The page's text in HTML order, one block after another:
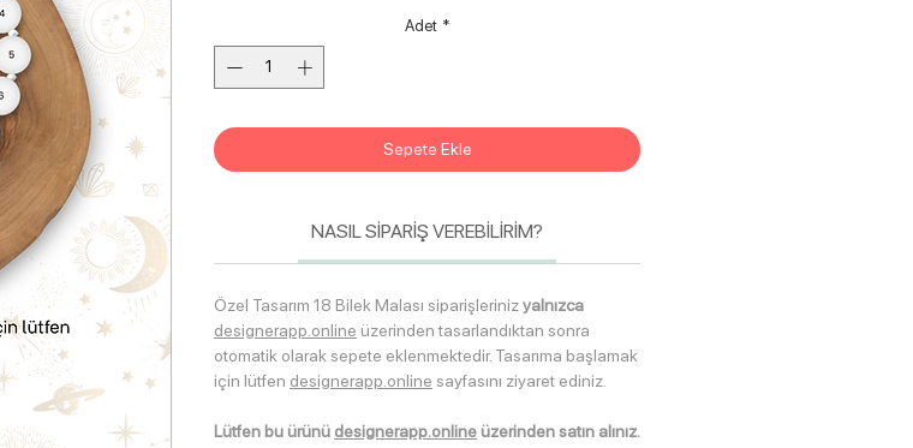
Adet *
Sepete Ekle
NASIL SİPARİŞ VEREBİLİRİM?
Özel Tasarım 18 Bilek Malası siparişlerinizyalnızca
designerapp.online üzerinden tasarlandıktan sonra
otomatik olarak sepete eklenmektedir. Tasarıma başlamak
için lütfen designerapp.online sayfasını ziyaret ediniz.
Lütfen bu ürünü designerapp.online üzerinden satın alınız.